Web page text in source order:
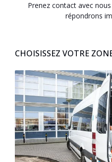
Prenez contact avec
répondrons
CHOISISSEZ VOTRE